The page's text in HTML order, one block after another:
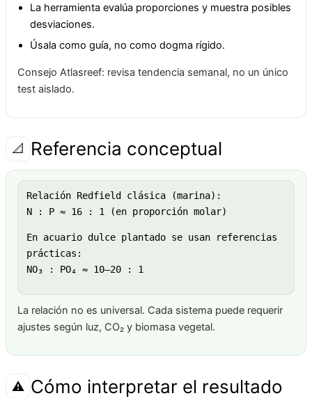
La herramienta evalúa proporciones y muestra posibles
desviaciones.
Úsala como guía, no como dogma rígido.
Consejo Atlasreef: revisa tendencia semanal, no un único
test aislado.
📐 Referencia conceptual
Relación Redfield clásica (marina):
N : P ≈ 16 : 1 (en proporción molar)
En acuario dulce plantado se usan referencias
prácticas:
NO₃ : PO₄ ≈ 10–20 : 1
La relación no es universal. Cada sistema puede requerir
ajustes según luz, CO₂ y biomasa vegetal.
⚠️ Cómo interpretar el resultado